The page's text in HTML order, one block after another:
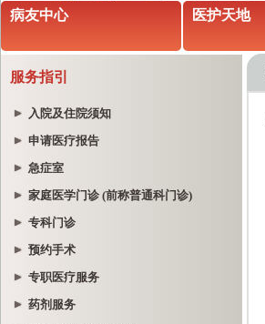
病友中心 医护天地
服务指引
入院及住院须知
申请医疗报告
急症室
家庭医学门诊 (前称普通科门诊)
专科门诊
预约手术
专职医疗服务
药剂服务